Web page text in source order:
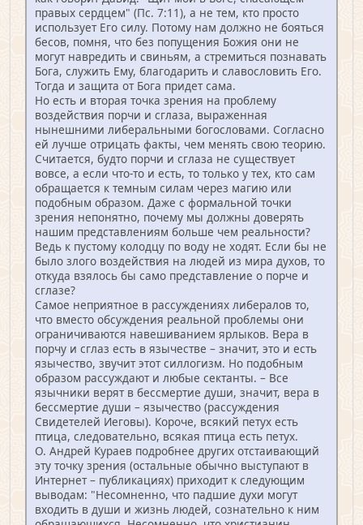
правых сердцем" (Пс. 7:11), а не тем, кто просто
использует Его силу. Потому нам должно не бояться
бесов, помня, что без попущения Божия они не
могут навредить и свиньям, а стремиться познавать
Бога, служить Ему, благодарить и славословить Его.
Тогда и защита от Бога придет сама.
Но есть и вторая точка зрения на проблему
воздействия порчи и сглаза, выраженная
нынешними либеральными богословами. Согласно
ей лучше отрицать факты, чем менять свою теорию.
Считается, будто порчи и сглаза не существует
вовсе, а если что-то и есть, то только у тех, кто сам
обращается к темным силам через магию или
подобным образом. Даже с формальной точки
зрения непонятно, почему мы должны доверять
нашим представлениям больше чем реальности?
Ведь к пустому колодцу по воду не ходят. Если бы не
было злого воздействия на людей из мира духов, то
откуда взялось бы само представление о порче и
сглазе?
Самое неприятное в рассуждениях либералов то,
что вместо обсуждения реальной проблемы они
ограничиваются навешиванием ярлыков. Вера в
порчу и сглаз есть в язычестве – значит, это и есть
язычество, звучит этот силлогизм. Но подобным
образом рассуждают и любые сектанты. – Все
язычники верят в бессмертие души, значит, вера в
бессмертие души – язычество (рассуждения
Свидетелей Иеговы). Короче, всякий петух есть
птица, следовательно, всякая птица есть петух.
О. Андрей Кураев подробнее других отстаивающий
эту точку зрения (остальные обычно выступают в
Интернет – публикациях) приходит к следующим
выводам: "Несомненно, что падшие духи могут
входить в души и жизнь людей, сознательно к ним